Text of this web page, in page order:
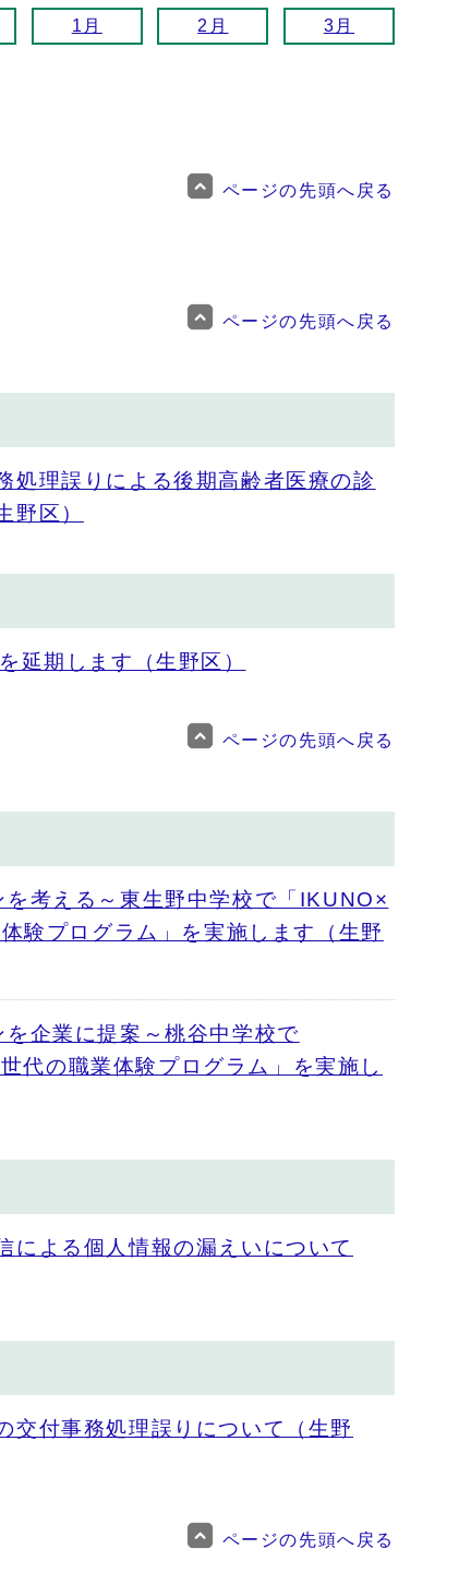
1月 2月 3月
ページの先頭へ戻る
ページの先頭へ戻る
処理誤りによる後期高齢者医療の診
野区）
延期します（生野区）
ページの先頭へ戻る
考える～東生野中学校で「IKUNO×
験プログラム」を実施します（生野
企業に提案～桃谷中学校で
代の職業体験プログラム」を実施し
による個人情報の漏えいについて
交付事務処理誤りについて（生野
ページの先頭へ戻る